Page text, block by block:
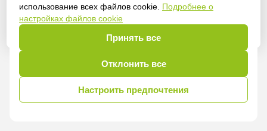
использование всех файлов cookie. Подробнее о
настройках файлов cookie
Принять все
Отклонить все
Настроить предпочтения